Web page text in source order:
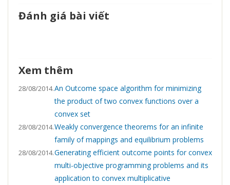
Đánh giá bài viết
Xem thêm
28/08/2014.An Outcome space algorithm for minimizing
the product of two convex functions over a
convex set
28/08/2014.Weakly convergence theorems for an infinite
family of mappings and equilibrium problems
28/08/2014.Generating efficient outcome points for convex
multi-objective programming problems and its
application to convex multiplicative